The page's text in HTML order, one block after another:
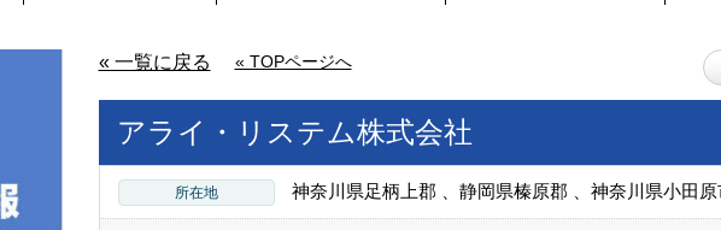
« 一覧に戻る « TOPページへ
アライ・リステム株式会社
所在地 神奈川県足柄上郡 、静岡県榛原郡 、神奈川県小田原